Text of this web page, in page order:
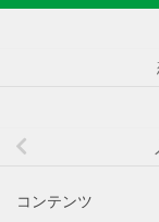
コンテンツ